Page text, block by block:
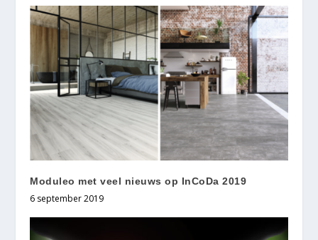
Moduleo met veel nieuws op InCoDa 2019
6 september 2019